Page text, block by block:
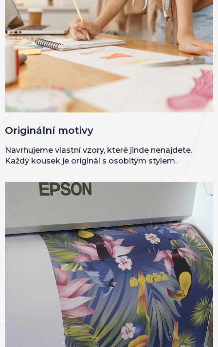
Originální motivy
Navrhujeme vlastní vzory, které jinde nenajdete.
Každý kousek je originál s osobitým stylem.